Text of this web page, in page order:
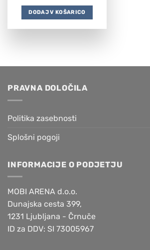
DODAJ V KOŠARICO
PRAVNA DOLOČILA
Politika zasebnosti
Splošni pogoji
INFORMACIJE O PODJETJU
MOBI ARENA d.o.o.
Dunajska cesta 399,
1231 Ljubljana - Črnuče
ID za DDV: SI 73005967